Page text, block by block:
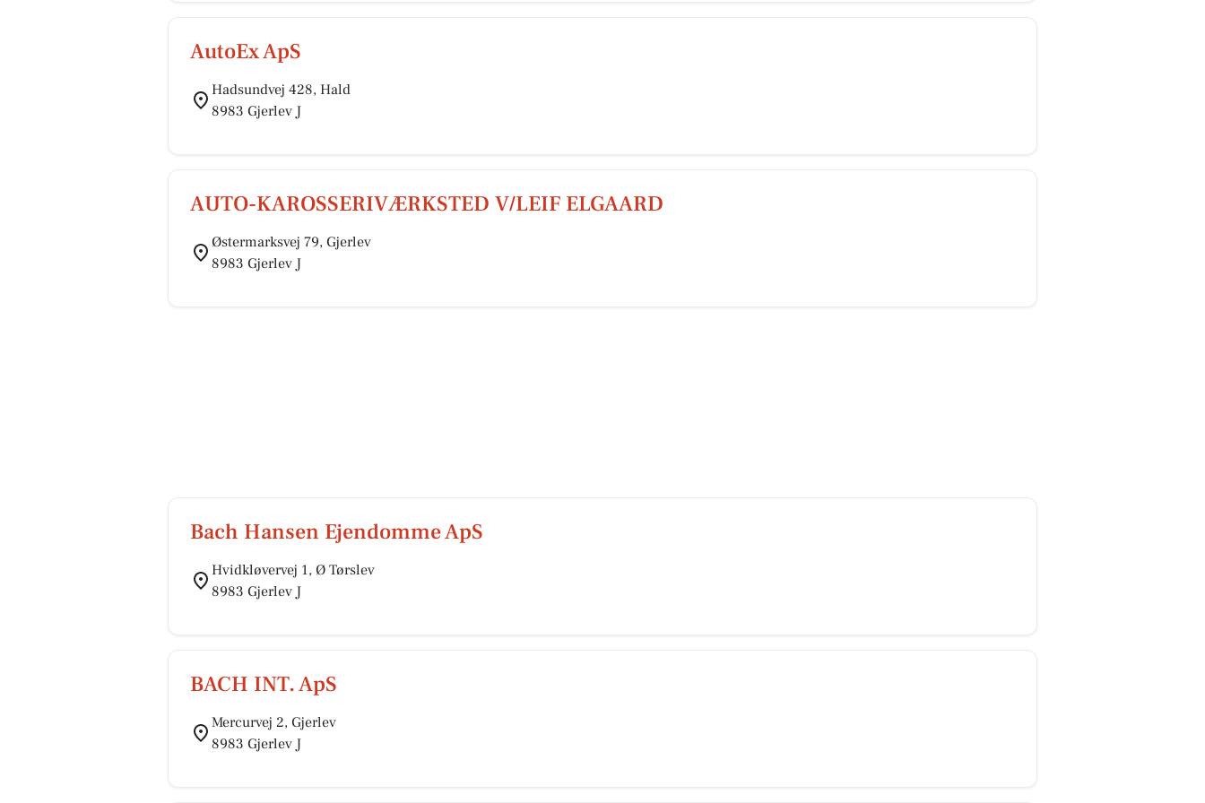
AutoEx ApS
Hadsundvej 428, Hald
8983 Gjerlev J
AUTO-KAROSSERIVÆRKSTED V/LEIF ELGAARD
Østermarksvej 79, Gjerlev
8983 Gjerlev J
Bach Hansen Ejendomme ApS
Hvidkløvervej 1, Ø Tørslev
8983 Gjerlev J
BACH INT. ApS
Mercurvej 2, Gjerlev
8983 Gjerlev J